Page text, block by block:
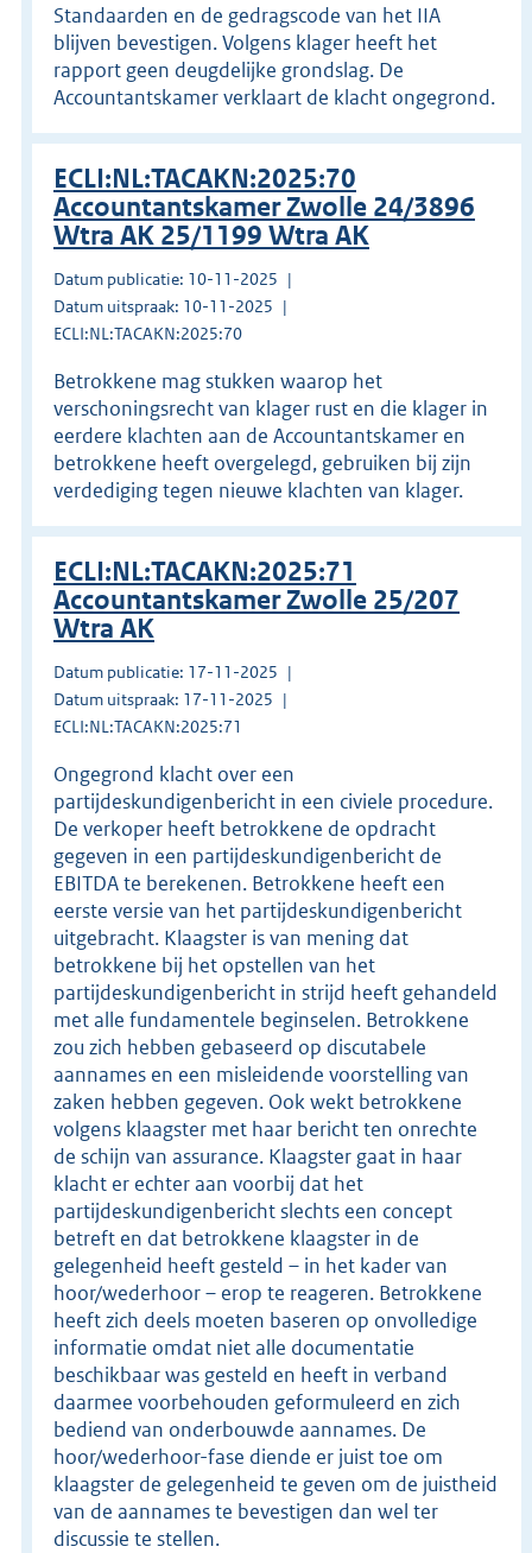
Standaarden en de gedragscode van het IIA
blijven bevestigen. Volgens klager heeft het
rapport geen deugdelijke grondslag. De
Accountantskamer verklaart de klacht ongegrond.
ECLI:NL:TACAKN:2025:70
Accountantskamer Zwolle 24/3896
Wtra AK 25/1199 Wtra AK
Datum publicatie: 10-11-2025
Datum uitspraak: 10-11-2025
ECLI:NL:TACAKN:2025:70
Betrokkene mag stukken waarop het
verschoningsrecht van klager rust en die klager in
eerdere klachten aan de Accountantskamer en
betrokkene heeft overgelegd, gebruiken bij zijn
verdediging tegen nieuwe klachten van klager.
ECLI:NL:TACAKN:2025:71
Accountantskamer Zwolle 25/207
Wtra AK
Datum publicatie: 17-11-2025
Datum uitspraak: 17-11-2025
ECLI:NL:TACAKN:2025:71
Ongegrond klacht over een
partijdeskundigenbericht in een civiele procedure.
De verkoper heeft betrokkene de opdracht
gegeven in een partijdeskundigenbericht de
EBITDA te berekenen. Betrokkene heeft een
eerste versie van het partijdeskundigenbericht
uitgebracht. Klaagster is van mening dat
betrokkene bij het opstellen van het
partijdeskundigenbericht in strijd heeft gehandeld
met alle fundamentele beginselen. Betrokkene
zou zich hebben gebaseerd op discutabele
aannames en een misleidende voorstelling van
zaken hebben gegeven. Ook wekt betrokkene
volgens klaagster met haar bericht ten onrechte
de schijn van assurance. Klaagster gaat in haar
klacht er echter aan voorbij dat het
partijdeskundigenbericht slechts een concept
betreft en dat betrokkene klaagster in de
gelegenheid heeft gesteld – in het kader van
hoor/wederhoor – erop te reageren. Betrokkene
heeft zich deels moeten baseren op onvolledige
informatie omdat niet alle documentatie
beschikbaar was gesteld en heeft in verband
daarmee voorbehouden geformuleerd en zich
bediend van onderbouwde aannames. De
hoor/wederhoor-fase diende er juist toe om
klaagster de gelegenheid te geven om de juistheid
van de aannames te bevestigen dan wel ter
discussie te stellen.